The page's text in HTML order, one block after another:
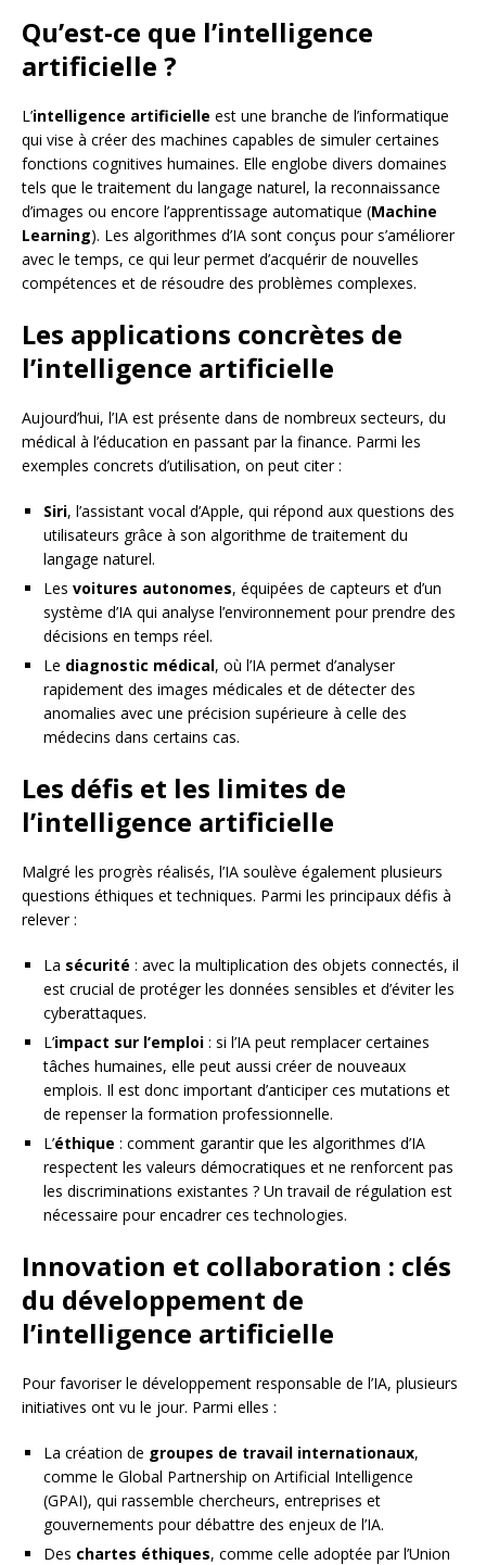
Qu’est-ce que l’intelligence
artificielle ?
L’intelligence artificielle est une branche de l’informatique
qui vise à créer des machines capables de simuler certaines
fonctions cognitives humaines. Elle englobe divers domaines
tels que le traitement du langage naturel, la reconnaissance
d’images ou encore l’apprentissage automatique (Machine
Learning). Les algorithmes d’IA sont conçus pour s’améliorer
avec le temps, ce qui leur permet d’acquérir de nouvelles
compétences et de résoudre des problèmes complexes.
Les applications concrètes de
l’intelligence artificielle
Aujourd’hui, l’IA est présente dans de nombreux secteurs, du
médical à l’éducation en passant par la finance. Parmi les
exemples concrets d’utilisation, on peut citer :
Siri, l’assistant vocal d’Apple, qui répond aux questions des
utilisateurs grâce à son algorithme de traitement du
langage naturel.
Les voitures autonomes, équipées de capteurs et d’un
système d’IA qui analyse l’environnement pour prendre des
décisions en temps réel.
Le diagnostic médical, où l’IA permet d’analyser
rapidement des images médicales et de détecter des
anomalies avec une précision supérieure à celle des
médecins dans certains cas.
Les défis et les limites de
l’intelligence artificielle
Malgré les progrès réalisés, l’IA soulève également plusieurs
questions éthiques et techniques. Parmi les principaux défis à
relever :
La sécurité : avec la multiplication des objets connectés, il
est crucial de protéger les données sensibles et d’éviter les
cyberattaques.
L’impact sur l’emploi : si l’IA peut remplacer certaines
tâches humaines, elle peut aussi créer de nouveaux
emplois. Il est donc important d’anticiper ces mutations et
de repenser la formation professionnelle.
L’éthique : comment garantir que les algorithmes d’IA
respectent les valeurs démocratiques et ne renforcent pas
les discriminations existantes ? Un travail de régulation est
nécessaire pour encadrer ces technologies.
Innovation et collaboration : clés
du développement de
l’intelligence artificielle
Pour favoriser le développement responsable de l’IA, plusieurs
initiatives ont vu le jour. Parmi elles :
La création de groupes de travail internationaux,
comme le Global Partnership on Artificial Intelligence
(GPAI), qui rassemble chercheurs, entreprises et
gouvernements pour débattre des enjeux de l’IA.
Des chartes éthiques, comme celle adoptée par l’Union